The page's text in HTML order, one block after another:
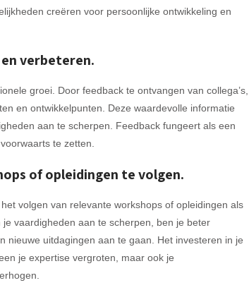
creëren voor persoonlijke ontwikkeling en
verbeteren.
groei. Door feedback te ontvangen van collega’s,
en ontwikkelpunten. Deze waardevolle informatie
aan te scherpen. Feedback fungeert als een
te zetten.
of opleidingen te volgen.
volgen van relevante workshops of opleidingen als
vaardigheden aan te scherpen, ben je beter
nieuwe uitdagingen aan te gaan. Het investeren in je
je expertise vergroten, maar ook je